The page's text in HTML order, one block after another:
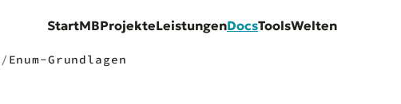
StartMBProjekteLeistungenDocsToolsWelten
/ Enum-Grundlagen